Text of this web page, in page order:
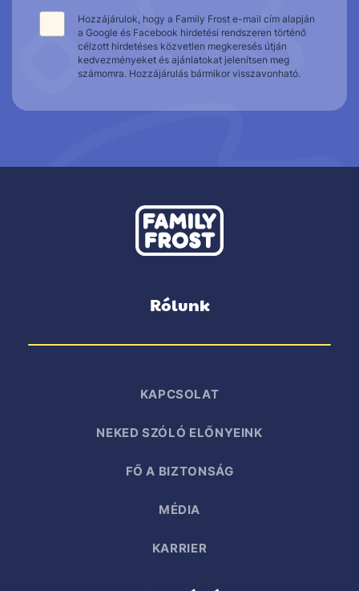
Hozzájárulok, hogy a Family Frost e-mail cím alapján
a Google és Facebook hirdetési rendszeren történő
célzott hirdetéses közvetlen megkeresés útján
kedvezményeket és ajánlatokat jelenítsen meg
számomra. Hozzájárulás bármikor visszavonható.
Rólunk
KAPCSOLAT
NEKED SZÓLÓ ELŐNYEINK
FŐ A BIZTONSÁG
MÉDIA
KARRIER